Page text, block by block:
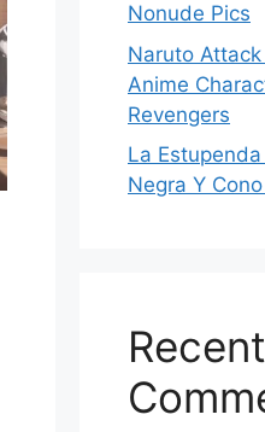
Nonude Pics
Naruto
Anime
Revengers
La
Negra Y
Recent